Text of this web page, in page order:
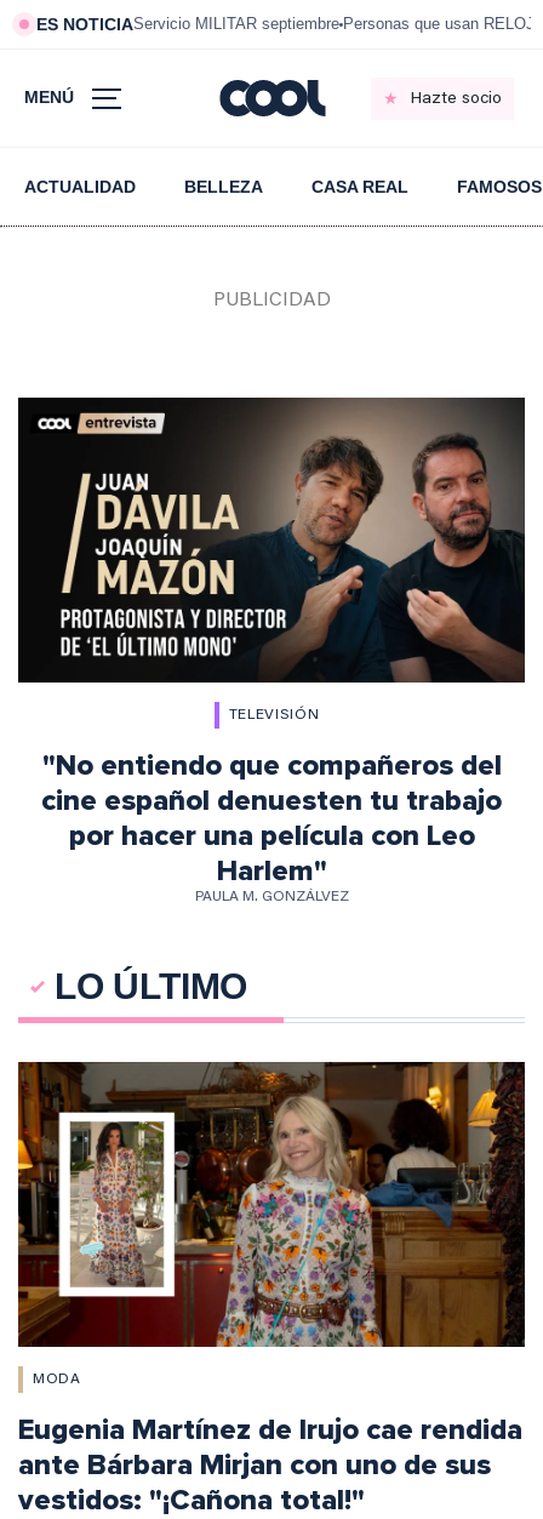
ES NOTICIAServicio MILITAR septiembre Personas que usan RELOJ
MENÚ Hazte socio
ACTUALIDAD BELLEZA CASA REAL FAMOSOS
TELEVISIÓN
"No entiendo que compañeros del
cine español denuesten tu trabajo
por hacer una película con Leo
Harlem"
PAULA M. GONZÁLVEZ
LO ÚLTIMO
MODA
Eugenia Martínez de Irujo cae rendida
ante Bárbara Mirjan con uno de sus
vestidos: "¡Cañona total!"